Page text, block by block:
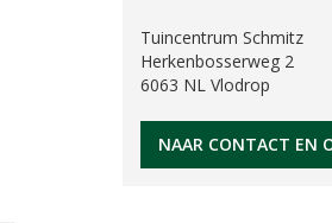
Tuincentrum Schmitz
Herkenbosserweg 2
6063 NL Vlodrop
NAAR CONTACT EN